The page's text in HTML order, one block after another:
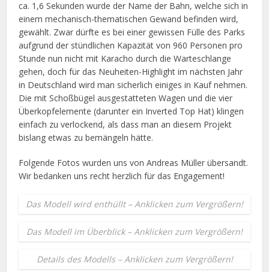
ca. 1,6 Sekunden wurde der Name der Bahn, welche sich in
einem mechanisch-thematischen Gewand befinden wird,
gewählt. Zwar dürfte es bei einer gewissen Fülle des Parks
aufgrund der stündlichen Kapazität von 960 Personen pro
Stunde nun nicht mit Karacho durch die Warteschlange
gehen, doch für das Neuheiten-Highlight im nächsten Jahr
in Deutschland wird man sicherlich einiges in Kauf nehmen.
Die mit Schoßbügel ausgestatteten Wagen und die vier
Überkopfelemente (darunter ein Inverted Top Hat) klingen
einfach zu verlockend, als dass man an diesem Projekt
bislang etwas zu bemängeln hätte.
Folgende Fotos wurden uns von Andreas Müller übersandt.
Wir bedanken uns recht herzlich für das Engagement!
Das Modell wird enthüllt – Anklicken zum Vergrößern!
Das Modell im Überblick – Anklicken zum Vergrößern!
Details des Modells – Anklicken zum Vergrößern!